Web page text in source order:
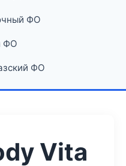
ФО
ФО
ФО
Vita